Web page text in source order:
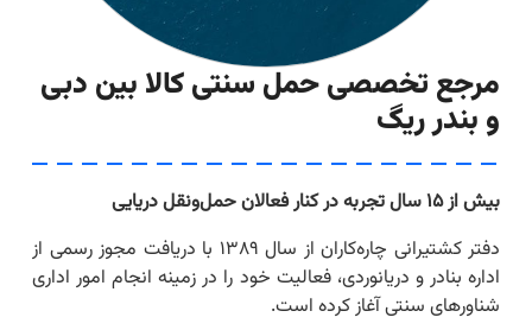
مرجع تخصصی حمل سنتی کالا بین دبی
و بندر ریگ
بیش از۱۵ سال تجربه در کنار فعالان حمل‌ونقل دریایی
دفتر کشتیرانی چاره‌کاران از سال ۱۳۸۹ با دریافت مجوز رسمی از
اداره بنادر و دریانوردی، فعالیت خود را در زمینه انجام امور اداری
شناورهای سنتی آغاز کرده است.